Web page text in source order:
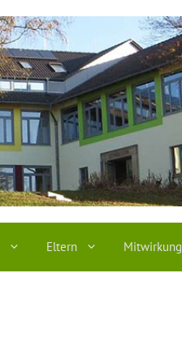
Eltern Mitwirkung